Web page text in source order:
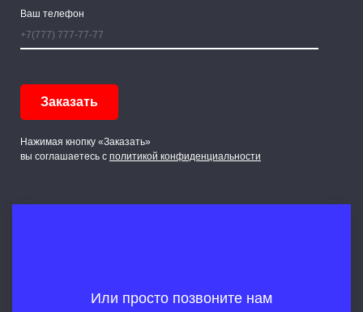
Ваш телефон
Нажимая кнопку «Заказать»
вы соглашаетесь с политикой конфиденциальности
Или просто позвоните нам